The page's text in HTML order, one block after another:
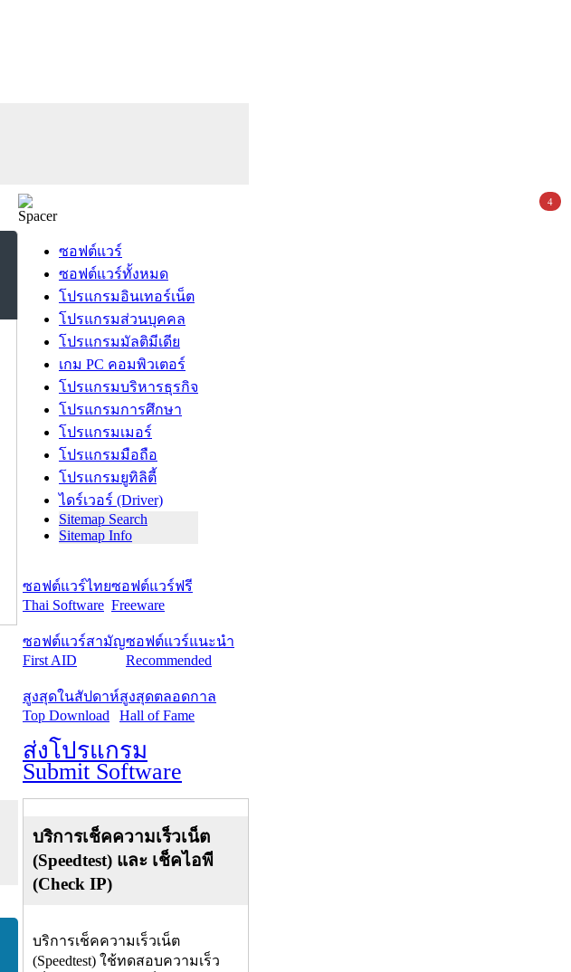
ซอฟต์แวร์
ซอฟต์แวร์ทั้งหมด
โปรแกรมอินเทอร์เน็ต
โปรแกรมส่วนบุคคล
โปรแกรมมัลติมีเดีย
เกม PC คอมพิวเตอร์
โปรแกรมบริหารธุรกิจ
โปรแกรมการศึกษา
โปรแกรมเมอร์
โปรแกรมมือถือ
โปรแกรมยูทิลิตี้
ไดร์เวอร์ (Driver)
Sitemap Search
Sitemap Info
ซอฟต์แวร์ไทย
Thai Software
ซอฟต์แวร์ฟรี
Freeware
ซอฟต์แวร์สามัญ
First AID
ซอฟต์แวร์แนะนำ
Recommended
สูงสุดในสัปดาห์
Top Download
สูงสุดตลอดกาล
Hall of Fame
ส่งโปรแกรม
Submit Software
บริการเช็คความเร็วเน็ต
(Speedtest) และ เช็คไอพี
(Check IP)
บริการเช็คความเร็วเน็ต
(Speedtest) ใช้ทดสอบความเร็ว
4